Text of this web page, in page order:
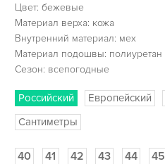
Цвет: бежевые
Материал верха: кожа
Внутренний материал: мех
Материал подошвы: полиуретан
Сезон: всепогодные
Российский Европейский
Сантиметры
40 41 42 43 44 45